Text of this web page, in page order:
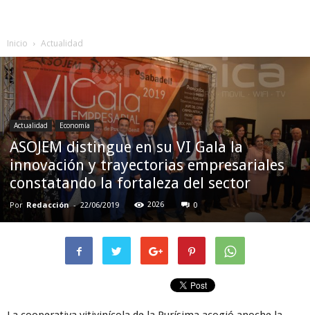
Inicio Actualidad
Actualidad Economía
ASOJEM distingue en su VI Gala la
innovación y trayectorias empresariales
constatando la fortaleza del sector
Por Redacción - 22/06/2019 2026 0